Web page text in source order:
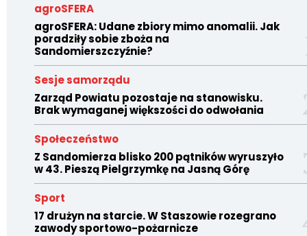
agroSFERA
agroSFERA: Udane zbiory mimo anomalii. Jak
poradziły sobie zboża na
Sandomierszczyźnie?
Sesje samorządu
Zarząd Powiatu pozostaje na stanowisku.
Brak wymaganej większości do odwołania
Społeczeństwo
Z Sandomierza blisko 200 pątników wyruszyło
w 43. Pieszą Pielgrzymkę na Jasną Górę
Sport
17 drużyn na starcie. W Staszowie rozegrano
zawody sportowo-pożarnicze